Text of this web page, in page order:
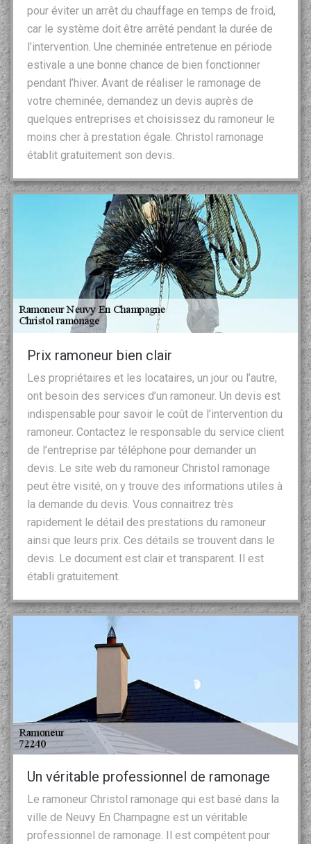
pour éviter un arrêt du chauffage en temps de froid,
car le système doit être arrêté pendant la durée de
l’intervention. Une cheminée entretenue en période
estivale a une bonne chance de bien fonctionner
pendant l’hiver. Avant de réaliser le ramonage de
votre cheminée, demandez un devis auprès de
quelques entreprises et choisissez du ramoneur le
moins cher à prestation égale. Christol ramonage
établit gratuitement son devis.
Prix ramoneur bien clair
Les propriétaires et les locataires, un jour ou l’autre,
ont besoin des services d’un ramoneur. Un devis est
indispensable pour savoir le coût de l’intervention du
ramoneur. Contactez le responsable du service client
de l’entreprise par téléphone pour demander un
devis. Le site web du ramoneur Christol ramonage
peut être visité, on y trouve des informations utiles à
la demande du devis. Vous connaitrez très
rapidement le détail des prestations du ramoneur
ainsi que leurs prix. Ces détails se trouvent dans le
devis. Le document est clair et transparent. Il est
établi gratuitement.
Un véritable professionnel de ramonage
Le ramoneur Christol ramonage qui est basé dans la
ville de Neuvy En Champagne est un véritable
professionnel de ramonage. Il est compétent pour